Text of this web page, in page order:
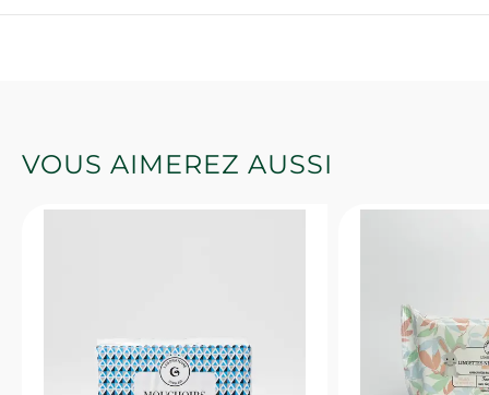
VOUS AIMEREZ AUSSI